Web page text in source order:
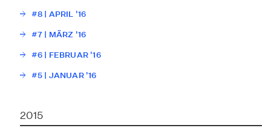
#8 | APRIL '16
#7 | MÄRZ '16
#6 | FEBRUAR '16
#5 | JANUAR '16
2015